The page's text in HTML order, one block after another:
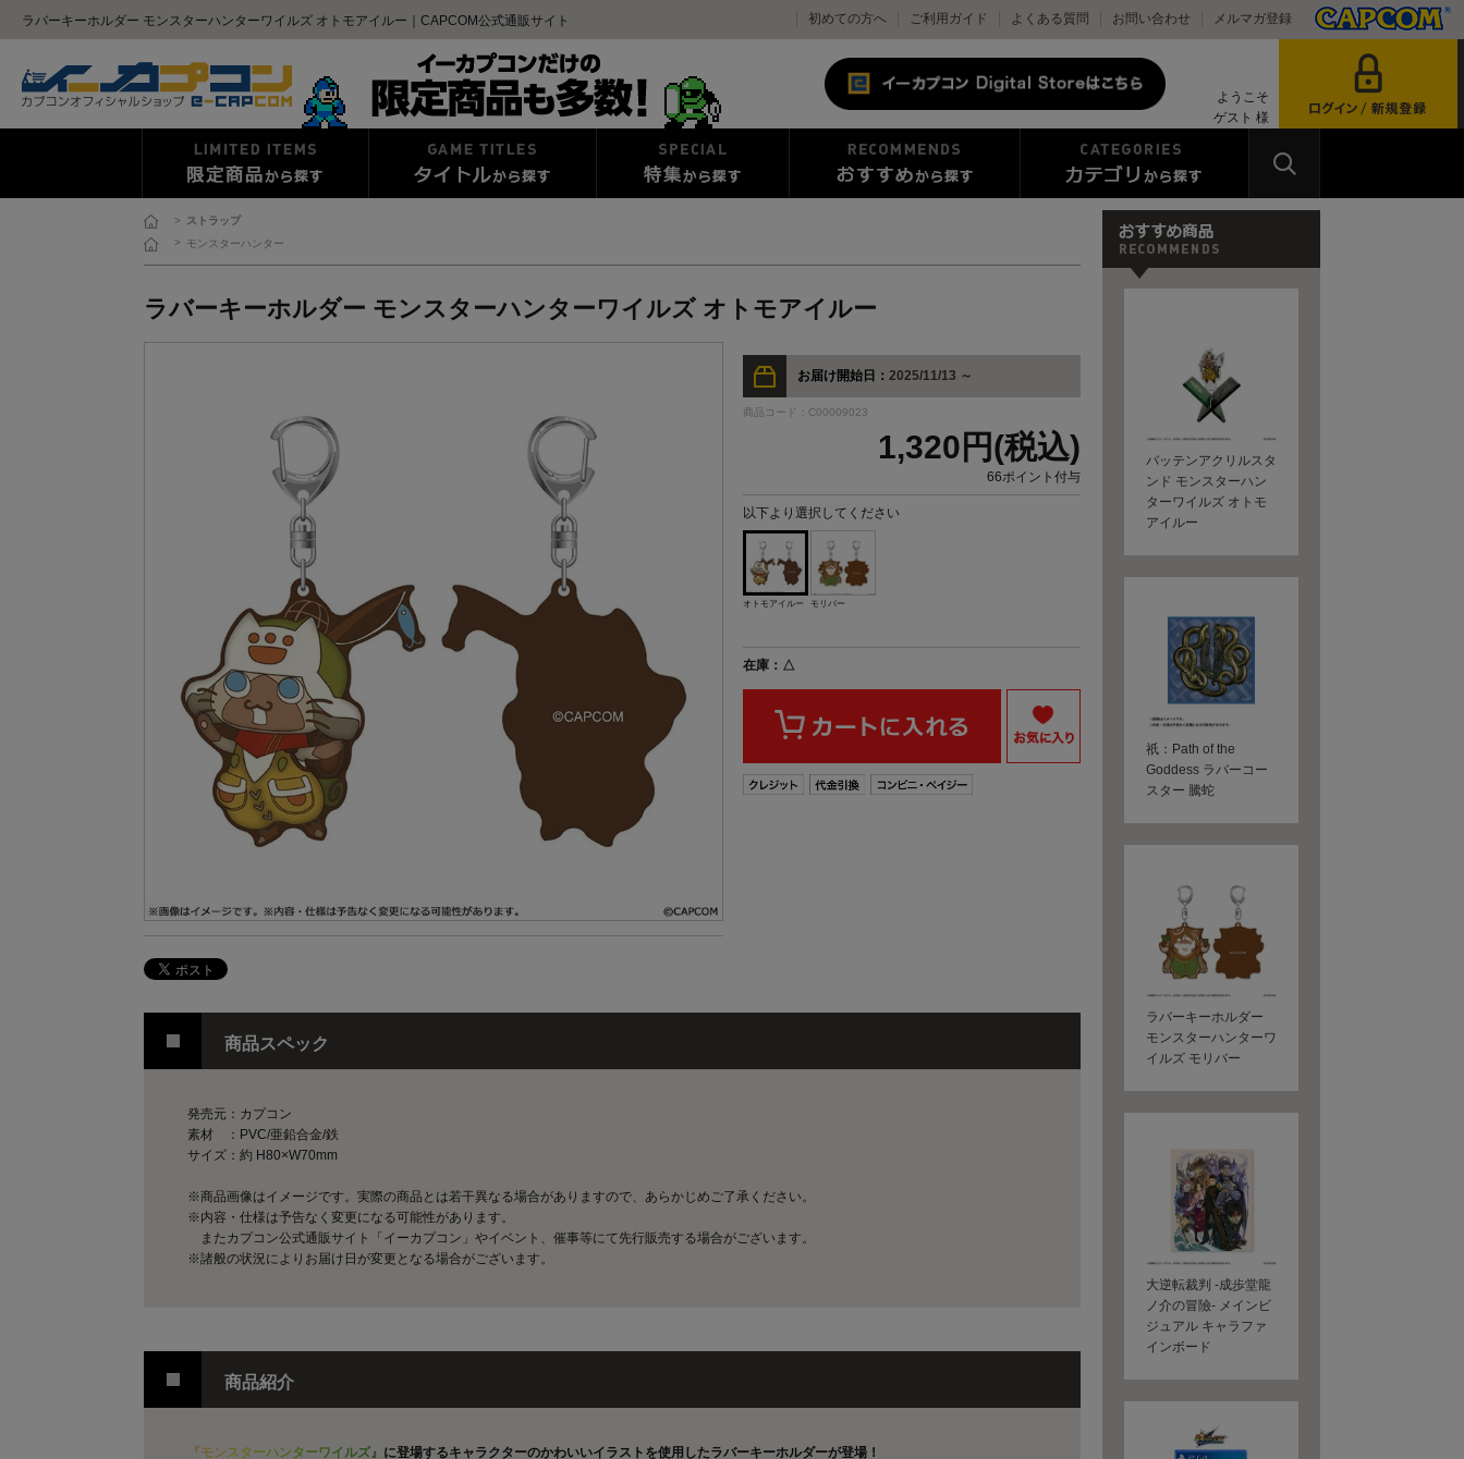
ラバーキーホルダー モンスターハンターワイルズ オトモアイルー｜CAPCOM公式通販サイト 初めての方へ ご利用ガイド よくある質問 お問い合わせ メルマガ登録
ようこそ
ゲスト 様
>
ストラップ
>
モンスターハンター
ラバーキーホルダー モンスターハンターワイルズ オトモアイルー
お届け開始日： 2025/11/13 ～
商品コード：C00009023
1,320円(税込)
66ポイント付与
以下より選択してください
オトモアイルー モリバー
在庫：△
商品スペック
発売元：カプコン
素材 ：PVC/亜鉛合金/鉄
サイズ：約 H80×W70mm
※商品画像はイメージです。実際の商品とは若干異なる場合がありますので、あらかじめご了承ください。
※内容・仕様は予告なく変更になる可能性があります。
またカプコン公式通販サイト「イーカプコン」やイベント、催事等にて先行販売する場合がございます。
※諸般の状況によりお届け日が変更となる場合がございます。
商品紹介
『モンス ターハンターワイルズ』 に登場するキャラクターのかわいいイラストを使用したラバーキーホルダーが登場！
バッテンアクリルスタ
ンド モンスターハン
ターワイルズ オトモ
アイルー
祇：Path of the
Goddess ラバーコー
スター 騰蛇
ラバーキーホルダー
モンスターハンターワ
イルズ モリバー
大逆転裁判 -成歩堂龍
ノ介の冒險- メインビ
ジュアル キャラファ
インボード